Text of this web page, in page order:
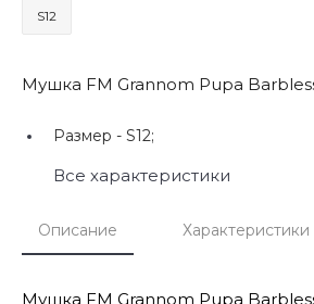
S12
Мушка FM Grannom Pupa
Размер - S12;
Все характеристики
Описание Характеристики
Мушка FM Grannom Pupa